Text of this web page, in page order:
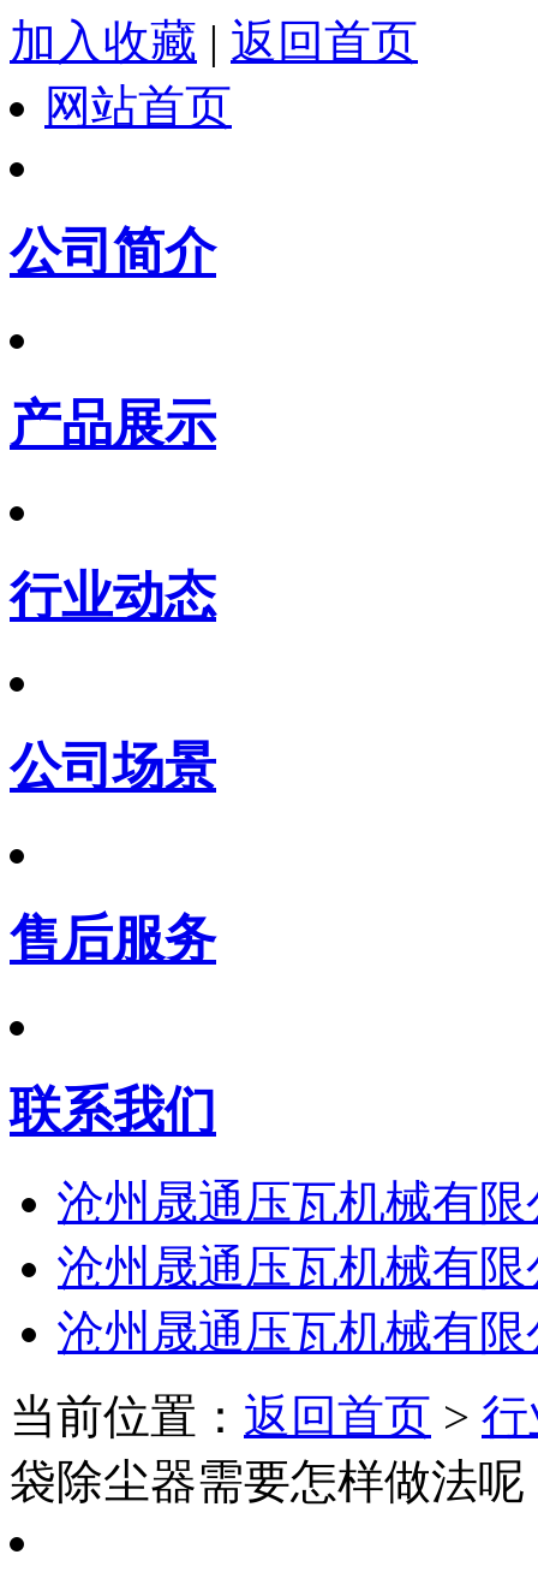
加入收藏 | 返回首页
网站首页
公司简介
产品展示
行业动态
公司场景
售后服务
联系我们
沧州晟通压瓦机械有限
沧州晟通压瓦机械有限
沧州晟通压瓦机械有限
当前位置： 返回首页 >
袋除尘器需要怎样做法呢